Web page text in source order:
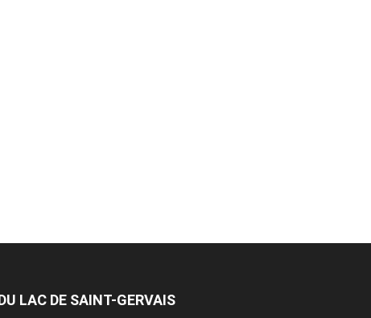
LAC DE SAINT-GERVAIS